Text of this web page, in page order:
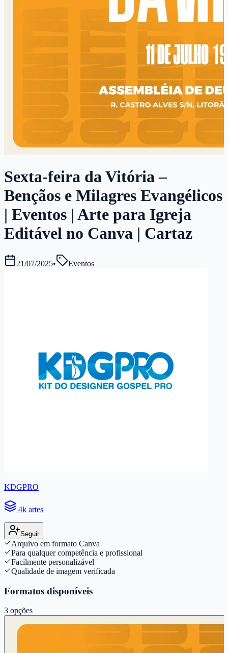
Sexta-feira da Vitória –
Bençãos e Milagres Evangélicos
| Eventos | Arte para Igreja
Editável no Canva | Cartaz
21/07/2025• Eventos
KDGPRO
4k artes
Seguir
Arquivo em formato Canva
Para qualquer competência e profissional
Facilmente personalizável
Qualidade de imagem verificada
Formatos disponíveis
3 opções